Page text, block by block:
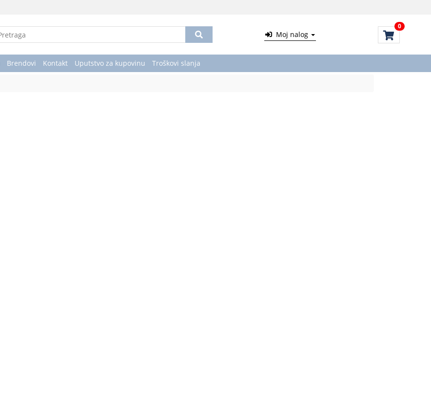
Moj nalog
0
Brendovi Kontakt Uputstvo za kupovinu Troškovi slanja